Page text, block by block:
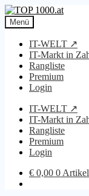
Zur
Navigation
springen
Zum
Inhalt
springen
Menü
IT-WELT ↗
IT-Markt in
Rangliste
Premium
Login
IT-WELT ↗
IT-Markt in
Rangliste
Premium
Login
€ 0,00 0 Artikel